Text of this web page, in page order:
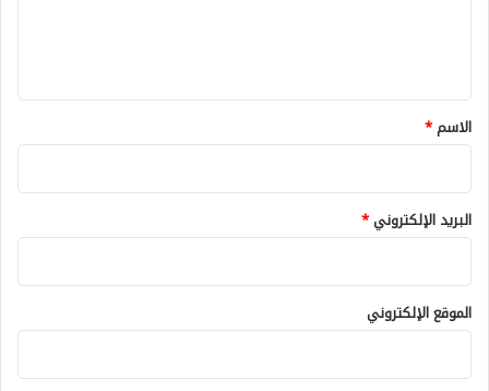
*
الاسم*
البريد الإلكتروني*
الموقع الإلكتروني